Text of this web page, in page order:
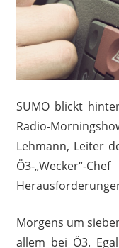
SUMO blickt
Radio-
Lehmann, Leiter
Ö3-
Morgens um
allem bei Ö3.